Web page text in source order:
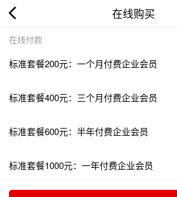
在线购买
在线付款
标准套餐200元：一个月付费企业会员
标准套餐400元：三个月付费企业会员
标准套餐600元：半年付费企业会员
标准套餐1000元：一年付费企业会员